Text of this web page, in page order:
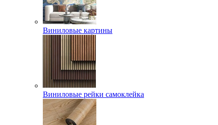
Виниловые картины
Виниловые рейки самоклейка